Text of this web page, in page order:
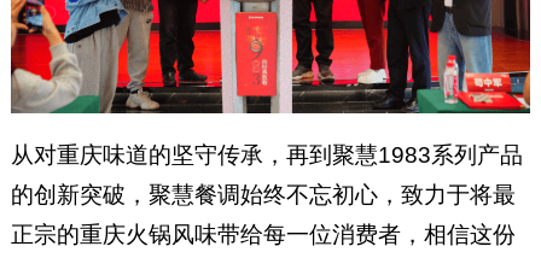
从对重庆味道的坚守传承，再到聚慧1983系列产品
的创新突破，聚慧餐调始终不忘初心，致力于将最
正宗的重庆火锅风味带给每一位消费者，相信这份